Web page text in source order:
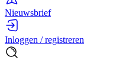
Nieuwsbrief
Inloggen / registreren